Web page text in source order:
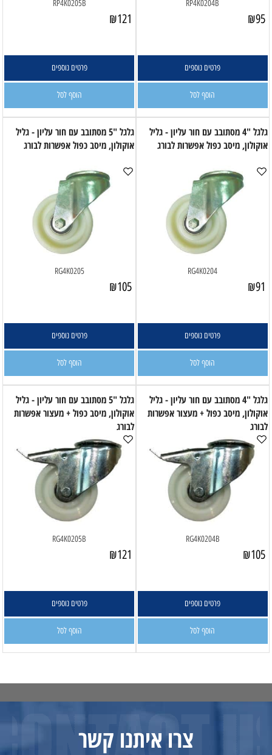
RP4K0204B
₪95
פרטים נוספים
הוסף לסל
RP4K0205B
₪121
פרטים נוספים
הוסף לסל
גלגל "4 מסתובב עם חור עליון - גליל
אוקולון, מיסב כפול אפשרות לבורג
RG4K0204
₪91
פרטים נוספים
הוסף לסל
גלגל "5 מסתובב עם חור עליון - גליל
אוקולון, מיסב כפול אפשרות לבורג
RG4K0205
₪105
פרטים נוספים
הוסף לסל
גלגל "4 מסתובב עם חור עליון - גליל
אוקולון, מיסב כפול + מעצור אפשרות
לבורג
RG4K0204B
₪105
פרטים נוספים
הוסף לסל
גלגל "5 מסתובב עם חור עליון - גליל
אוקולון, מיסב כפול + מעצור אפשרות
לבורג
RG4K0205B
₪121
פרטים נוספים
הוסף לסל
צרו איתנו קשר